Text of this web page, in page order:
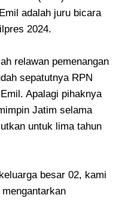
adalah juru bicara
2024.
relawan pemenangan
sepatutnya RPN
Apalagi pihaknya
Jatim selama
untuk lima tahun
besar 02, kami